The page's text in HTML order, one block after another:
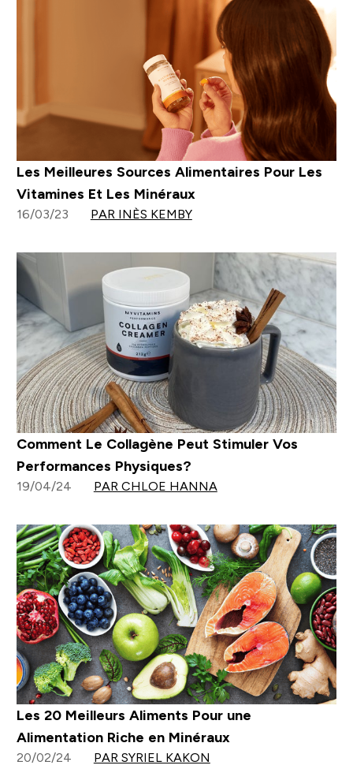
Les Meilleures Sources Alimentaires Pour Les
Vitamines Et Les Minéraux
16/03/23 PAR INÈS KEMBY
Comment Le Collagène Peut Stimuler Vos
Performances Physiques?
19/04/24 PAR CHLOE HANNA
Les 20 Meilleurs Aliments Pour une
Alimentation Riche en Minéraux
20/02/24 PAR SYRIEL KAKON